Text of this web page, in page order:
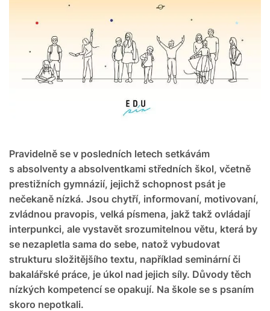
Pravidelně se v posledních letech setkávám
s absolventy a absolventkami středních škol, včetně
prestižních gymnázií, jejichž schopnost psát je
nečekaně nízká. Jsou chytří, informovaní, motivovaní,
zvládnou pravopis, velká písmena, jakž takž ovládají
interpunkci, ale vystavět srozumitelnou větu, která by
se nezapletla sama do sebe, natož vybudovat
strukturu složitějšího textu, například seminární či
bakalářské práce, je úkol nad jejich síly. Důvody těch
nízkých kompetencí se opakují. Na škole se s psaním
skoro nepotkali.